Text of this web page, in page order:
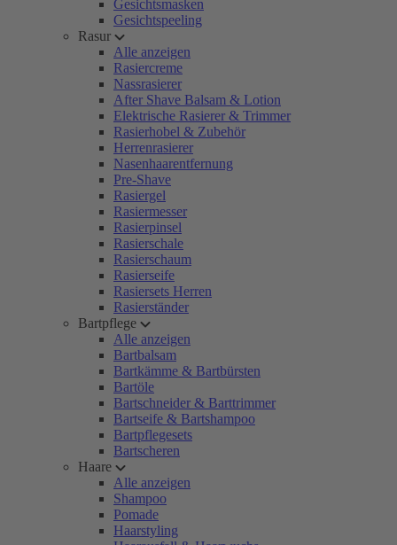
Gesichtsmasken
Gesichtspeeling
Rasur
Alle anzeigen
Rasiercreme
Nassrasierer
After Shave Balsam & Lotion
Elektrische Rasierer & Trimmer
Rasierhobel & Zubehör
Herrenrasierer
Nasenhaarentfernung
Pre-Shave
Rasiergel
Rasiermesser
Rasierpinsel
Rasierschale
Rasierschaum
Rasierseife
Rasiersets Herren
Rasierständer
Bartpflege
Alle anzeigen
Bartbalsam
Bartkämme & Bartbürsten
Bartöle
Bartschneider & Barttrimmer
Bartseife & Bartshampoo
Bartpflegesets
Bartscheren
Haare
Alle anzeigen
Shampoo
Pomade
Haarstyling